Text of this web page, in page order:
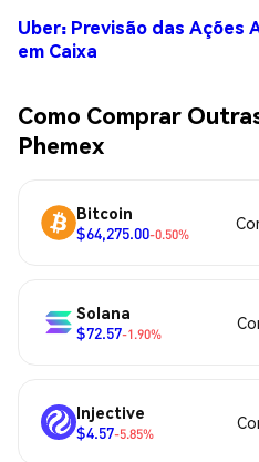
Uber: Previsão das Ações
em Caixa
Como Comprar
Phemex
Bitcoin
$64,275.00-0.50%
Solana
$72.57-1.90%
Injective
$4.57-5.85%